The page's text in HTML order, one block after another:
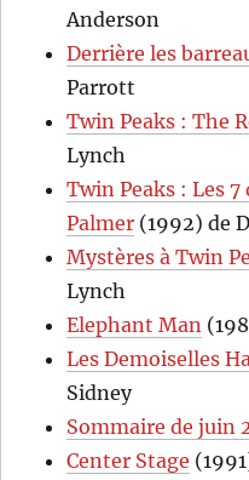
Anderson
Derrière les
Parrott
Twin Peaks : The
Lynch
Twin Peaks : Les
Palmer (1992) de
Mystères à Twin
Lynch
Elephant Man
Les Demoiselles
Sidney
Sommaire de juin
Center Stage